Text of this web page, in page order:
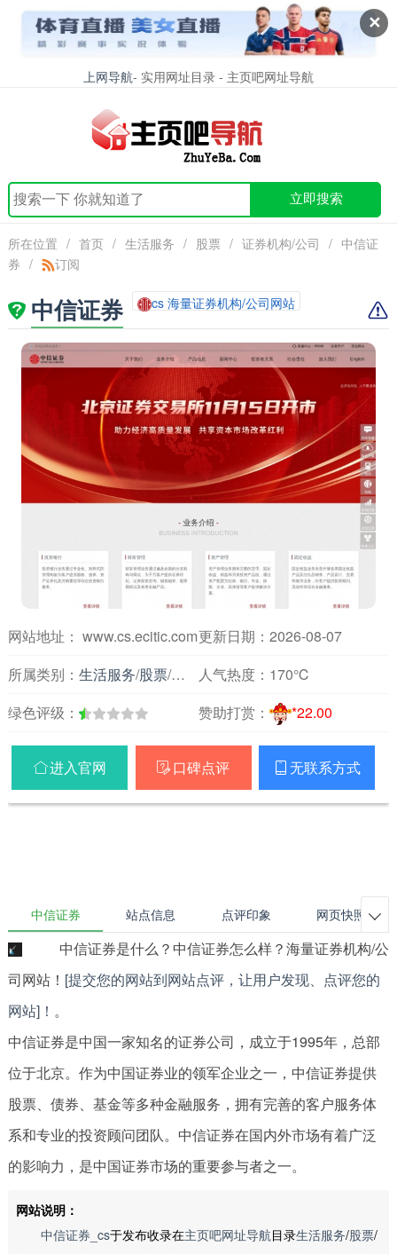
✕
上网导航- 实用网址目录 - 主页吧网址导航
立即搜索
所在位置 / 首页 / 生活服务 / 股票 / 证券机构/公司 / 中信证
券 / 订阅
中信证券 cs 海量证券机构/公司网站
网站地址： www.cs.ecitic.com更新日期：2026-08-07
所属类别： 生活服务/股票/证券机构/公司
人气热度： 170℃
绿色评级：
赞助打赏： *22.00
进入官网  口碑点评  无联系方式
中信证券 站点信息 点评印象 网页快照 
中信证券是什么？中信证券怎么样？海量证券机构/公
司网站！ [提交您的网站到网站点评，让用户发现、点评您的
网站]！ 。
中信证券是中国一家知名的证券公司，成立于1995年，总部
位于北京。作为中国证券业的领军企业之一，中信证券提供
股票、债券、基金等多种金融服务，拥有完善的客户服务体
系和专业的投资顾问团队。中信证券在国内外市场有着广泛
的影响力，是中国证券市场的重要参与者之一。
网站说明：
中信证券_cs于发布收录在主页吧网址导航目录生活服务/股票/